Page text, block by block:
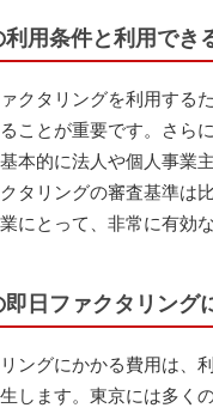
利用条件と利用でき
クタリングを利用する
ことが重要です。さら
本的に法人や個人事業
タリングの審査基準は
にとって、非常に有効
即日ファクタリング
ングにかかる費用は、
します。東京には多く